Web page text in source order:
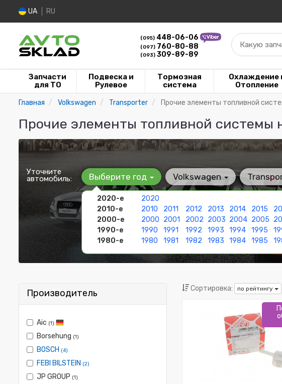
UA RU
(095) 448-06-06
(097) 760-80-88
(093) 309-89-89
Какую
Запчасти
для ТО
Подвеска и
Рулевое
Тормозная
система
Охлаждение
Отопление
Главная Volkswagen Transporter Прочие элементы топливной
Прочие элементы топливной системы
Уточните
автомобиль: Выберите год
2020-е
2020
2010-е
2010 2011 2012 2013 2014 2015
2000-е
2000 2001 2002 2003 2004 2005
1990-е
1990 1991 1992 1993 1994 1995
1980-е
1980 1981 1982 1983 1984 1985
Volkswagen
Производитель
Aic (1)
Borsehung (1)
BOSCH (4)
FEBI BILSTEIN (2)
JP GROUP (1)
Сортировка: по рейтингу